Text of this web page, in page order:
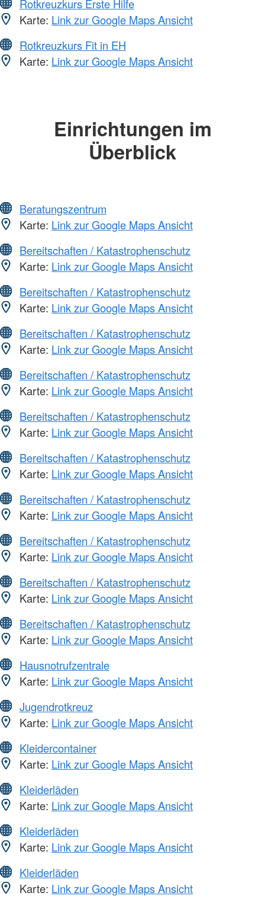
Rotkreuzkurs Erste Hilfe
Karte: Link zur Google Maps Ansicht
Rotkreuzkurs Fit in EH
Karte: Link zur Google Maps Ansicht
Einrichtungen im
Überblick
Beratungszentrum
Karte: Link zur Google Maps Ansicht
Bereitschaften / Katastrophenschutz
Karte: Link zur Google Maps Ansicht
Bereitschaften / Katastrophenschutz
Karte: Link zur Google Maps Ansicht
Bereitschaften / Katastrophenschutz
Karte: Link zur Google Maps Ansicht
Bereitschaften / Katastrophenschutz
Karte: Link zur Google Maps Ansicht
Bereitschaften / Katastrophenschutz
Karte: Link zur Google Maps Ansicht
Bereitschaften / Katastrophenschutz
Karte: Link zur Google Maps Ansicht
Bereitschaften / Katastrophenschutz
Karte: Link zur Google Maps Ansicht
Bereitschaften / Katastrophenschutz
Karte: Link zur Google Maps Ansicht
Bereitschaften / Katastrophenschutz
Karte: Link zur Google Maps Ansicht
Bereitschaften / Katastrophenschutz
Karte: Link zur Google Maps Ansicht
Hausnotrufzentrale
Karte: Link zur Google Maps Ansicht
Jugendrotkreuz
Karte: Link zur Google Maps Ansicht
Kleidercontainer
Karte: Link zur Google Maps Ansicht
Kleiderläden
Karte: Link zur Google Maps Ansicht
Kleiderläden
Karte: Link zur Google Maps Ansicht
Kleiderläden
Karte: Link zur Google Maps Ansicht